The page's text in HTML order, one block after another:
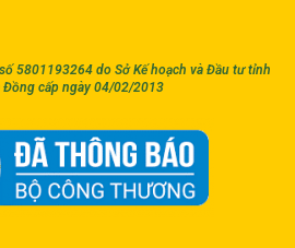
5801193264 do Sở Kế hoạch và Đầu tư tỉnh
Đồng cấp ngày 04/02/2013